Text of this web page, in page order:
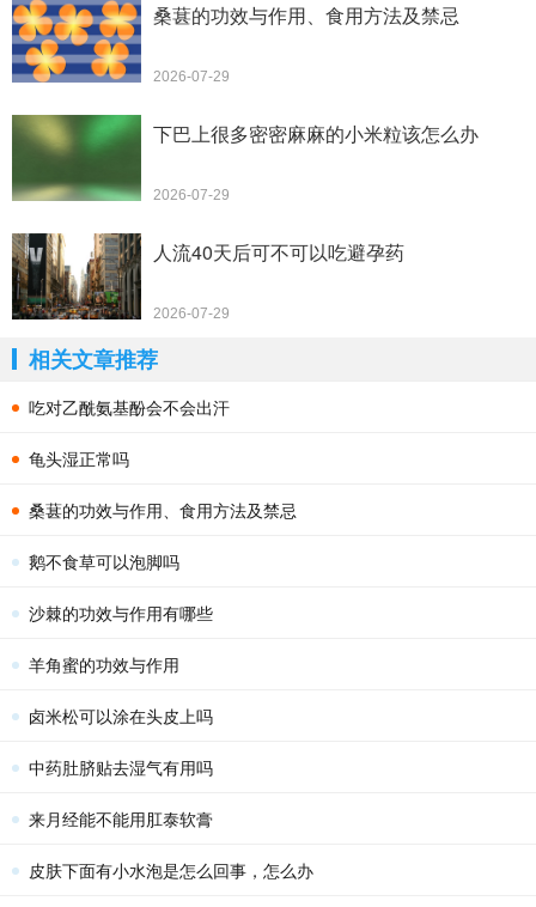
桑葚的功效与作用、食用方法及禁忌
2026-07-29
下巴上很多密密麻麻的小米粒该怎么办
2026-07-29
人流40天后可不可以吃避孕药
2026-07-29
相关文章推荐
吃对乙酰氨基酚会不会出汗
龟头湿正常吗
桑葚的功效与作用、食用方法及禁忌
鹅不食草可以泡脚吗
沙棘的功效与作用有哪些
羊角蜜的功效与作用
卤米松可以涂在头皮上吗
中药肚脐贴去湿气有用吗
来月经能不能用肛泰软膏
皮肤下面有小水泡是怎么回事，怎么办